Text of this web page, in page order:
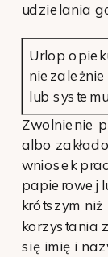
udzielania
Urlop
lub
Zwolnienie
albo
wniosek
papierowej
krótszym
korzystania
się imię i